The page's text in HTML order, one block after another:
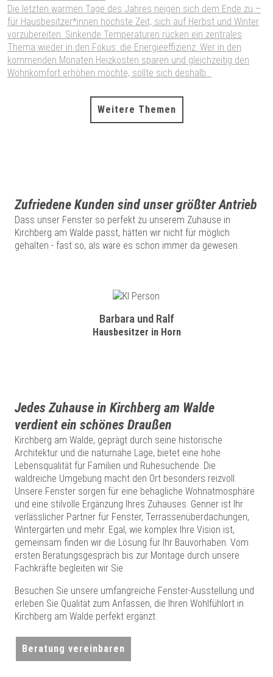
Die letzten warmen Tage des Jahres neigen sich dem Ende zu –
für Hausbesitzer*innen höchste Zeit, sich auf Herbst und Winter
vorzubereiten. Sinkende Temperaturen rücken ein zentrales
Thema wieder in den Fokus: die Energieeffizienz. Wer in den
kommenden Monaten Heizkosten sparen und gleichzeitig den
Wohnkomfort erhöhen möchte, sollte sich deshalb...
Weitere Themen
Zufriedene Kunden sind unser größter Antrieb
Dass unser Fenster so perfekt zu unserem Zuhause in
Kirchberg am Walde passt, hätten wir nicht für möglich
gehalten - fast so, als wäre es schon immer da gewesen.
Barbara und Ralf
Hausbesitzer in Horn
Jedes Zuhause in Kirchberg am Walde
verdient ein schönes Draußen
Kirchberg am Walde, geprägt durch seine historische
Architektur und die naturnahe Lage, bietet eine hohe
Lebensqualität für Familien und Ruhesuchende. Die
waldreiche Umgebung macht den Ort besonders reizvoll.
Unsere Fenster sorgen für eine behagliche Wohnatmosphäre
und eine stilvolle Ergänzung Ihres Zuhauses. Genner ist Ihr
verlässlicher Partner für Fenster, Terrassenüberdachungen,
Wintergärten und mehr. Egal, wie komplex Ihre Vision ist,
gemeinsam finden wir die Lösung für Ihr Bauvorhaben. Vom
ersten Beratungsgespräch bis zur Montage durch unsere
Fachkräfte begleiten wir Sie.
Besuchen Sie unsere umfangreiche Fenster-Ausstellung und
erleben Sie Qualität zum Anfassen, die Ihren Wohlfühlort in
Kirchberg am Walde perfekt ergänzt.
Beratung vereinbaren